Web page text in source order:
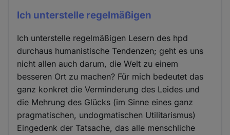
Ich unterstelle regelmäßigen
Ich unterstelle regelmäßigen Lesern des hpd
durchaus humanistische Tendenzen; geht es uns
nicht allen auch darum, die Welt zu einem
besseren Ort zu machen? Für mich bedeutet das
ganz konkret die Verminderung des Leides und
die Mehrung des Glücks (im Sinne eines ganz
pragmatischen, undogmatischen Utilitarismus)
Eingedenk der Tatsache, das alle menschliche